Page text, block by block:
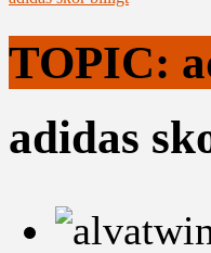
TOPIC:
adidas